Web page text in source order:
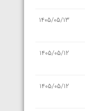
1405/05/13
1405/05/12
1405/05/12